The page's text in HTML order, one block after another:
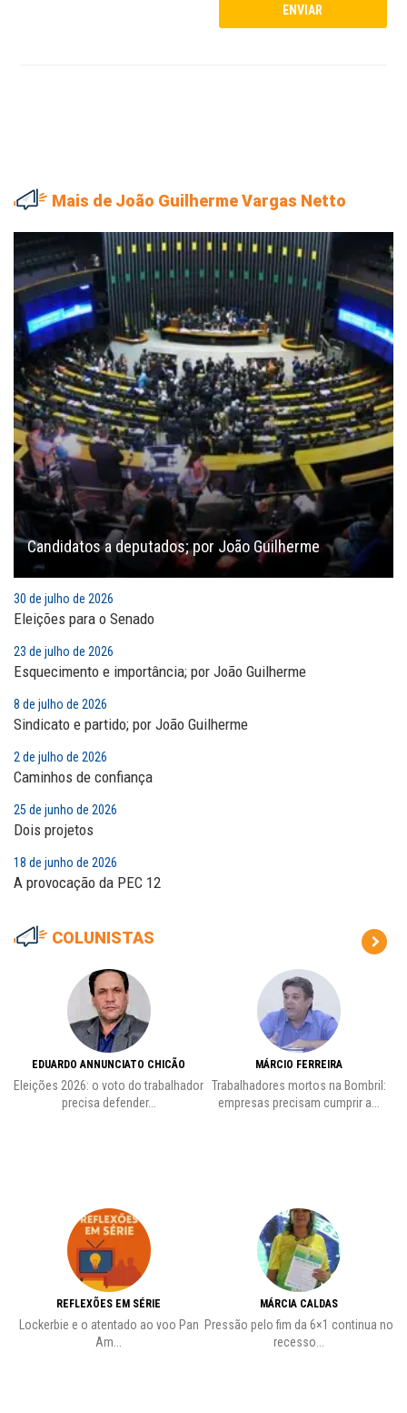
Mais de João Guilherme Vargas Netto
Candidatos a deputados; por João Guilherme
30 de julho de 2026
Eleições para o Senado
23 de julho de 2026
Esquecimento e importância; por João Guilherme
8 de julho de 2026
Sindicato e partido; por João Guilherme
2 de julho de 2026
Caminhos de confiança
25 de junho de 2026
Dois projetos
18 de junho de 2026
A provocação da PEC 12
COLUNISTAS
EDUARDO ANNUNCIATO CHICÃO
Eleições 2026: o voto do trabalhador
precisa defender...
REFLEXÕES EM SÉRIE
Lockerbie e o atentado ao voo Pan
Am...
MÁRCIO FERREIRA
Trabalhadores mortos na Bombril:
empresas precisam cumprir a...
MÁRCIA CALDAS
Pressão pelo fim da 6×1 continua no
recesso...